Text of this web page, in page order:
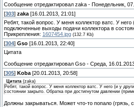
Сообщение отредактировал zaka - Понедельник,
[303] zaka [16.01.2013, 21:01]
Ребят, такой вопрос. У меня коллектор ватс. У
подключенные выходы подачи коллектора в
Прикрепления: 1607454.jpg (132.7 Kb)
[304] Gso [16.01.2013, 22:40]
Цитата
Сообщение отредактировал Gso - Среда,
[305] Koba [20.01.2013, 20:58]
Цитата (zaka)
Ребят, такой вопрос. У меня коллектор ватс. У него (и у
состоянии закрыто. Обратка при достигнутом давлении
Должны закрываться. Может что-то попало (грязь,